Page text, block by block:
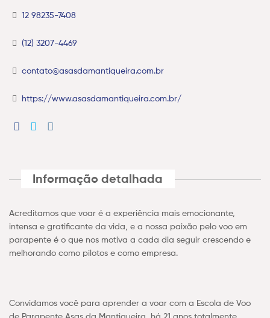
12 98235-7408
(12) 3207-4469
contato@asasdamantiqueira.com.br
https://www.asasdamantiqueira.com.br/
Informação detalhada
Acreditamos que voar é a experiência mais emocionante,
intensa e gratificante da vida, e a nossa paixão pelo voo em
parapente é o que nos motiva a cada dia seguir crescendo e
melhorando como pilotos e como empresa.
Convidamos você para aprender a voar com a Escola de Voo